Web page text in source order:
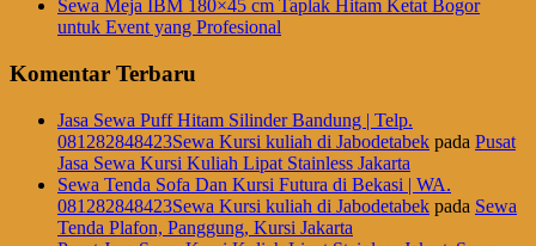
Sewa Meja IBM 180×45 cm Taplak Hitam Ketat Bogor
untuk Event yang Profesional
Komentar Terbaru
Jasa Sewa Puff Hitam Silinder Bandung | Telp.
081282848423Sewa Kursi kuliah di Jabodetabek pada Pusat
Jasa Sewa Kursi Kuliah Lipat Stainless Jakarta
Sewa Tenda Sofa Dan Kursi Futura di Bekasi | WA.
081282848423Sewa Kursi kuliah di Jabodetabek pada Sewa
Tenda Plafon, Panggung, Kursi Jakarta